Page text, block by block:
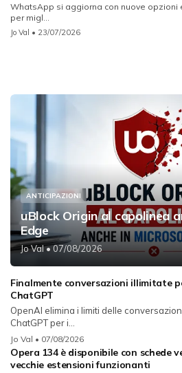
WhatsApp si aggiorna con nuove opzioni
per migl...
Jo Val • 23/07/2026
ANTICIPAZIONI
uBlock Origin al capolinea
Edge
Jo Val• 07/08/2026
Finalmente conversazioni illimitate
ChatGPT
OpenAI elimina i limiti delle
ChatGPT per i...
Jo Val • 07/08/2026
Opera 134 è disponibile con schede
vecchie estensioni funzionanti